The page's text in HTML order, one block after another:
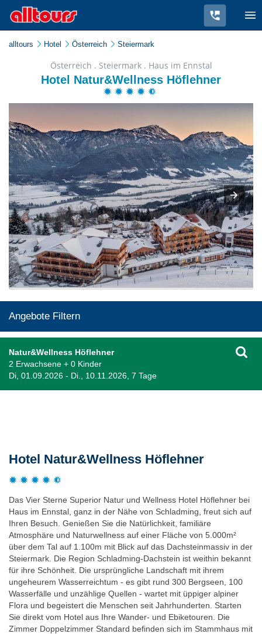
alltours Hotel Österreich Steiermark
Österreich . Steiermark . Haus im Ennstal
Hotel Natur&Wellness Höflehner
Angebote Filtern
Natur&Wellness Höflehner
2 Erwachsene + 0 Kinder
Di, 01.09.2026 - Di., 10.11.2026, 7 Tage
Hotel Natur&Wellness Höflehner
Das Vier Sterne Superior Natur und Wellness Hotel Höflehner bei
Haus im Ennstal, ganz in der Nähe von Schladming, freut sich auf
Ihren Besuch. Genießen Sie die Natürlichkeit, familiäre
Atmosphäre und Naturwellness auf einer Fläche von 5.000m²
über dem Tal auf 1.100m mit Blick auf das Dachsteinmassiv in der
Steiermark. Die Region Schladming-Dachstein ist weithin bekannt
für ihre Schönheit. Die ursprüngliche Landschaft mit ihrem
ungeheurem Wasserreichtum - es gibt rund 300 Bergseen, 100
Wasserfälle und unzählige Quellen - wartet mit üppiger alpiner
Flora und begeistert die Menschen seit Jahrhunderten. Starten
Sie direkt vom Hotel aus Ihre Wander- und Ebiketouren. Die
Zimmer Doppelzimmer Standard befinden sich im Stammhaus mit